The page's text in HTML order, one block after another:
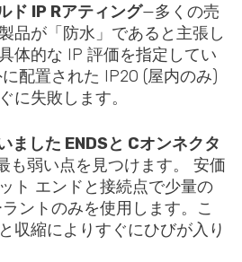
ド IP Rアティング—多くの売
品が「防水」であると主張し
体的な IP 評価を指定してい
配置された IP20 (屋内のみ)
に失敗します。
ました ENDSと Cオンネクタ
も弱い点を見つけます。 安価
ト エンドと接続点で少量の
ントのみを使用します。こ
収縮によりすぐにひびが入り